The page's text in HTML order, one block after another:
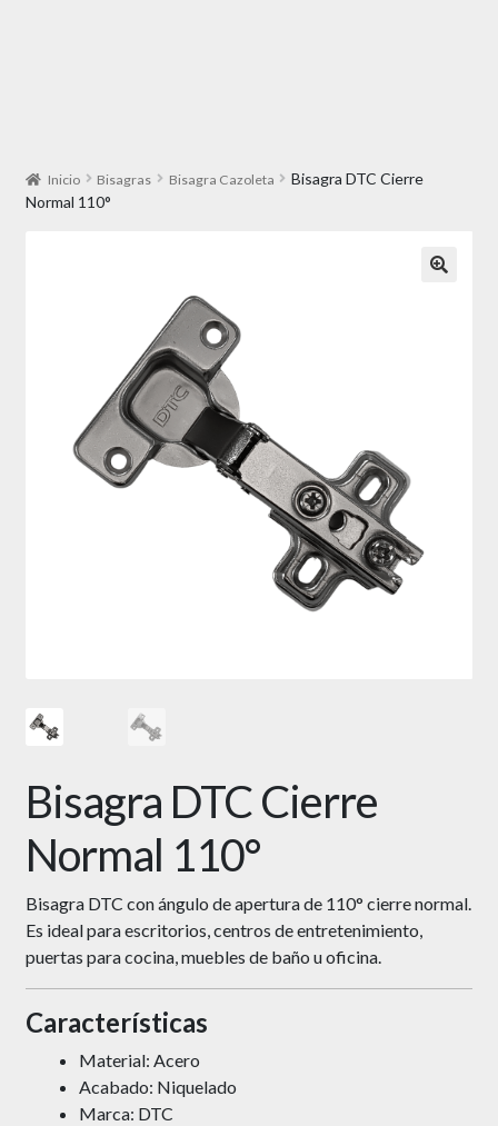
Inicio Bisagras Bisagra Cazoleta
Bisagra DTC Cierre
Normal 110°
Bisagra DTC Cierre
Normal 110°
Bisagra DTC con ángulo de apertura de 110° cierre normal.
Es ideal para escritorios, centros de entretenimiento,
puertas para cocina, muebles de baño u oficina.
Características
Material: Acero
Acabado: Niquelado
Marca: DTC